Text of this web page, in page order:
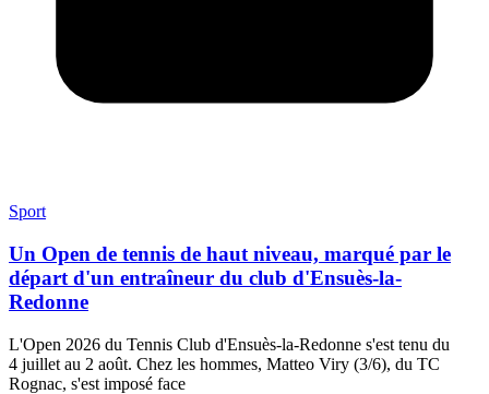
Sport
Un Open de tennis de haut niveau, marqué par le
départ d'un entraîneur du club d'Ensuès-la-
Redonne
L'Open 2026 du Tennis Club d'Ensuès-la-Redonne s'est tenu du
4 juillet au 2 août. Chez les hommes, Matteo Viry (3/6), du TC
Rognac, s'est imposé face